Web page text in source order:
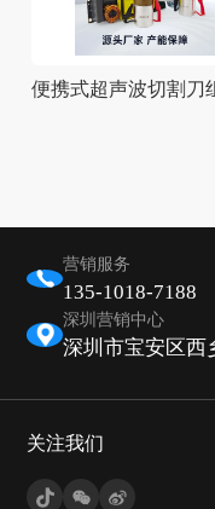
便携式超声波切割刀
营销服务
135-1018-7188
深圳营销中心
深圳市宝安区西
关注我们